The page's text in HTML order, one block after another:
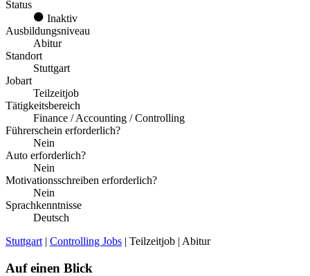
Status
Inaktiv
Ausbildungsniveau
Abitur
Standort
Stuttgart
Jobart
Teilzeitjob
Tätigkeitsbereich
Finance / Accounting / Controlling
Führerschein erforderlich?
Nein
Auto erforderlich?
Nein
Motivationsschreiben erforderlich?
Nein
Sprachkenntnisse
Deutsch
Stuttgart | Controlling Jobs | Teilzeitjob | Abitur
Auf einen Blick